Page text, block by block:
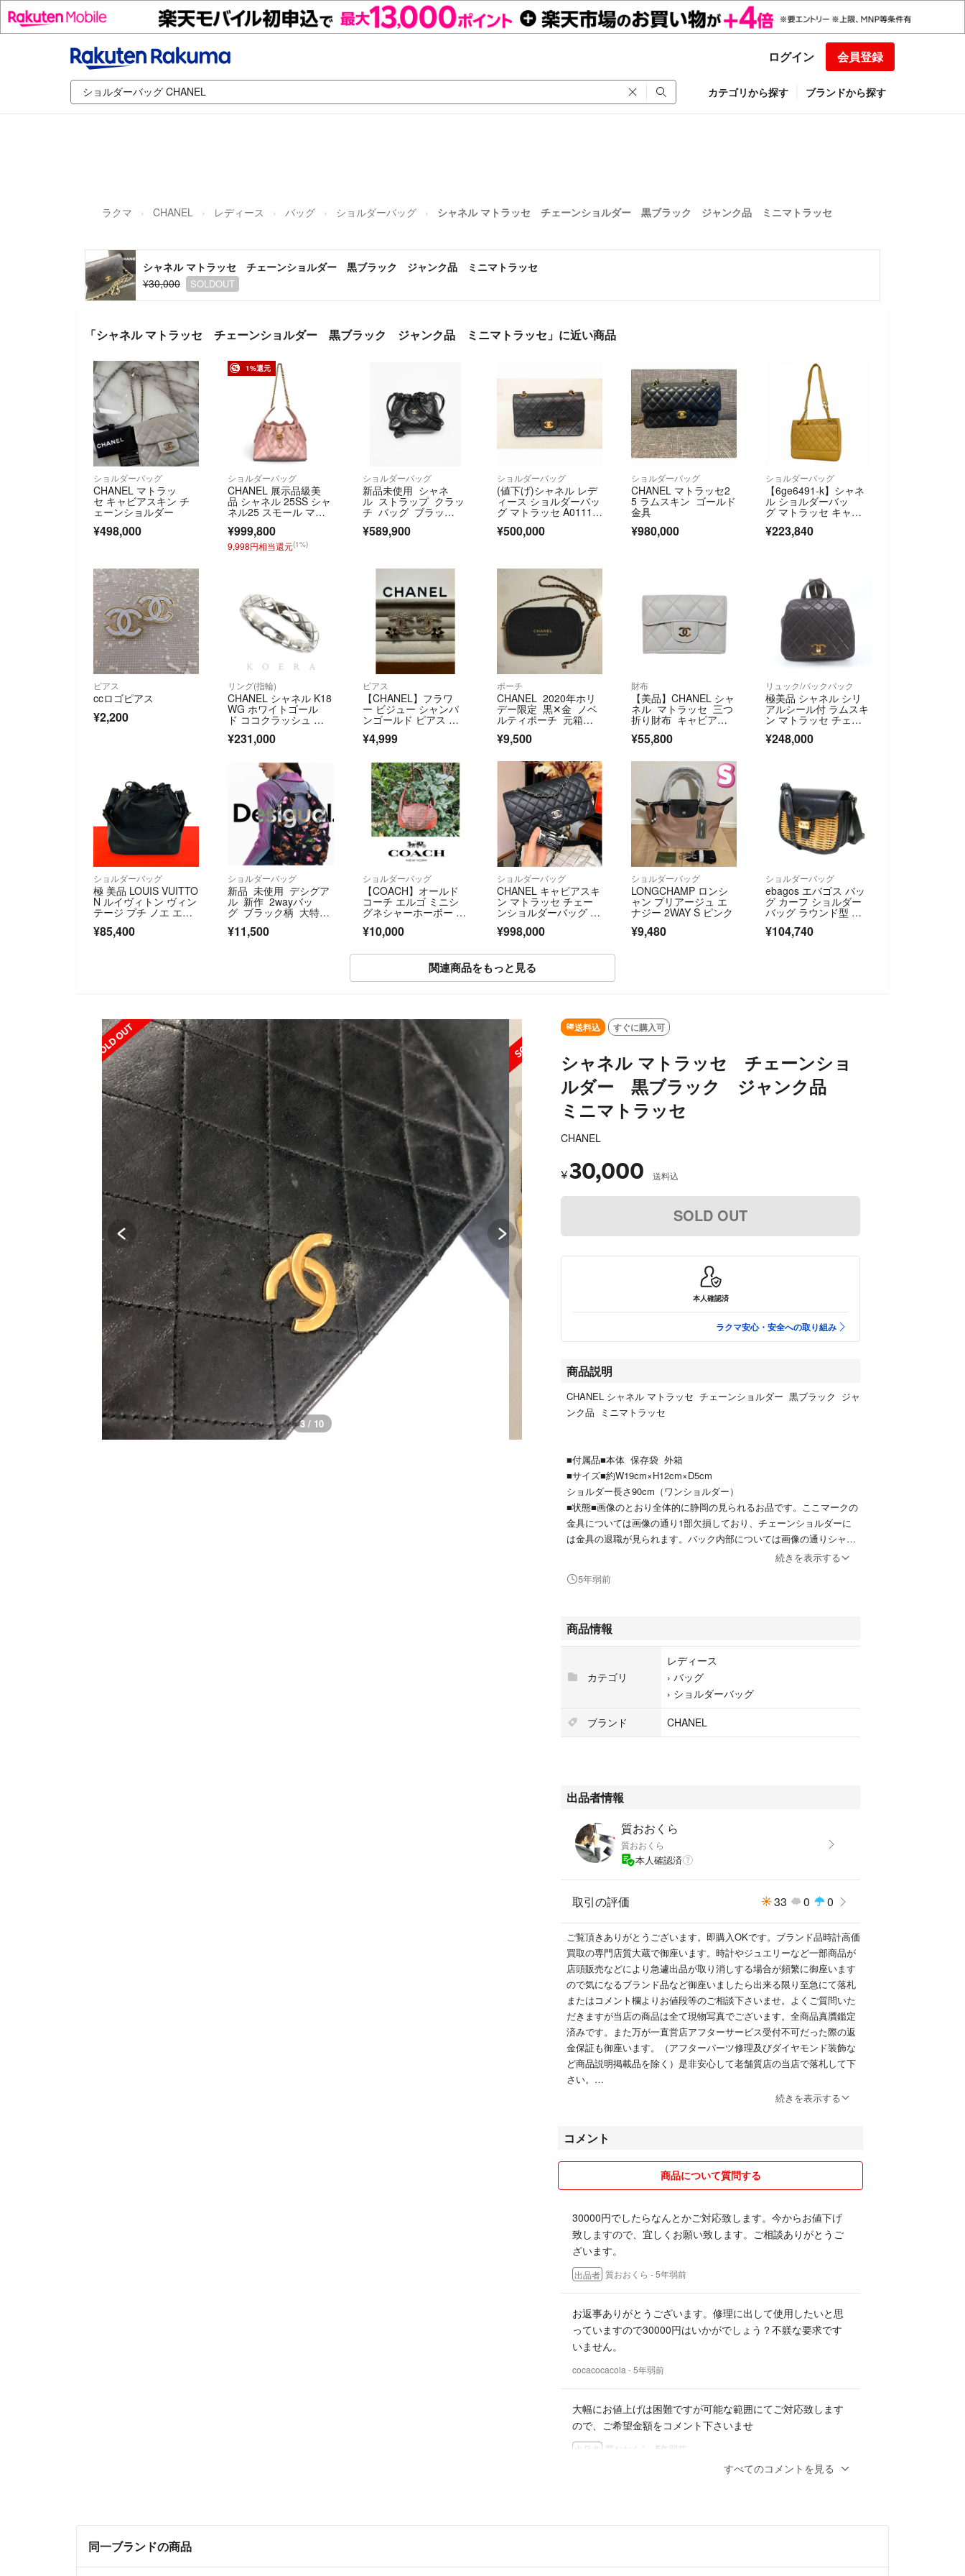
ログイン 会員登録
カテゴリから探す ブランドから探す
ラクマ CHANEL レディース バッグ ショルダーバッグ シャネル マトラッセ チェーンショルダー 黒ブラック ジャンク品 ミニマトラッセ
シャネル マトラッセ チェーンショルダー 黒ブラック ジャンク品 ミニマトラッセ
¥30,000
SOLDOUT
「シャネル マトラッセ チェーンショルダー 黒ブラック ジャンク品 ミニマトラッセ」に近い商品
ショルダーバッグ
CHANEL マトラッ
セ キャビアスキン チ
ェーンショルダー
¥498,000
1%還元
ショルダーバッグ
CHANEL 展示品級美
品 シャネル 25SS シャ
ネル25 スモール マト
ラッセ チェーンショル
ダーバッグ AS5293 キ
ャビアスキン レザ
ー ピンク ワンショル
¥999,800
9,998円相当還元(1%)
ショルダーバッグ
新品未使用 シャネ
ル ストラップ クラッ
チ バッグ ブラッ
ク ミニ 巾着 超希
少 入手困難 レア 8/15
¥589,900
ショルダーバッグ
(値下げ)シャネル レデ
ィース ショルダーバッ
グ マトラッセ A0111
2 ブラック
¥500,000
ショルダーバッグ
CHANEL マトラッセ2
5 ラムスキン ゴールド
金具
¥980,000
ショルダーバッグ
【6ge6491-k】シャネ
ル ショルダーバッ
グ マトラッセ キャビ
アスキン ベージュ ゴ
ールド金具【中古】レ
¥223,840
ピアス
ccロゴピアス
¥2,200
リング(指輪)
CHANEL シャネル K18
WG ホワイトゴール
ド ココクラッシュ リ
号 50 3.7g レディース
¥231,000
ピアス
【CHANEL】フラワ
ー ビジュー シャンパ
ンゴールド ピアス ブ
¥4,999
ポーチ
CHANEL 2020年ホリ
デー限定 黒✕金 ノベ
ルティポーチ 元箱な
¥9,500
財布
【美品】CHANEL シャ
ネル マトラッセ 三つ
折り財布 キャビアス
¥55,800
リュック/バックパック
極美品 シャネル シリ
アルシール付 ラムスキ
ン マトラッセ チェー
ョルダー バッグ レデ
¥248,000
ショルダーバッグ
極 美品 LOUIS VUITTO
N ルイヴィトン ヴィン
テージ プチ ノエ エ
ョルダーバッグ クロス
¥85,400
ショルダーバッグ
新品 未使用 デシグア
ル 新作 2wayバッ
グ ブラック柄 大特
¥11,500
ショルダーバッグ
【COACH】オールド
コーチ エルゴ ミニシ
グネシャーホーボー ワ
ーフムーン キャンパス
¥10,000
ショルダーバッグ
CHANEL キャビアスキ
ン マトラッセ チェー
ンショルダーバッグ M
¥998,000
ショルダーバッグ
LONGCHAMP ロンシ
ャン プリアージュ エ
ナジー 2WAY S ピンク
¥9,480
ショルダーバッグ
ebagos エバゴス バッ
グ カーフ ショルダー
バッグ ラウンド型 ク
ダー 尾錠 メタルパー
¥104,740
関連商品をもっと見る
SOLD OUT SOLD OUT
3 / 10
送料込 すぐに購入可
シャネル マトラッセ チェーンショ
ルダー 黒ブラック ジャンク品
ミニマトラッセ
CHANEL
¥30,000 送料込
SOLD OUT
本人確認済
ラクマ安心・安全への取り組み
商品説明
CHANEL シャネル マトラッセ チェーンショルダー 黒ブラック ジャ
ンク品 ミニマトラッセ
■付属品■本体 保存袋 外箱
■サイズ■約W19cm×H12cm×D5cm
ショルダー長さ90cm（ワンショルダー）
■状態■画像のとおり全体的に静岡の見られるお品です。ここマークの
金具については画像の通り1部欠損しており、チェーンショルダーに
は金具の退職が見られます。バック内部については画像の通りシャネ
ルロゴ付近の2つのネジが社外品に交換されておりまたバック内部の
されております。そのためシャネル直営店でのメンテナンスが受け入
まだまだお使い頂けます。
※画像よりも十分ご確認の上ご入札お願い致します。 ・商品説明及び
商品写真をご確認の上、返品・返金は出来かねますので、予め十分ご
了承の上ご入札のほどお願い致します。
【真贋保証】当社ブランド商品は大手業者専用ブランドオークション
仕入れ商品・直営店メンテナンスを通しての真贋判定・専門店として
続きを表示する
5年弱前
商品情報
カテゴリ
レディース
› バッグ
› ショルダーバッグ
ブランド
CHANEL
出品者情報
質おおくら
質おおくら
本人確認済
取引の評価 33 0 0
ご覧頂きありがとうございます。即購入OKです。ブランド品時計高価
買取の専門店質大蔵で御座います。時計やジュエリーなど一部商品が
店頭販売などにより急遽出品が取り消しする場合が頻繁に御座います
ので気になるブランド品など御座いましたら出来る限り至急にて落札
またはコメント欄よりお値段等のご相談下さいませ。よくご質問いた
だきますが当店の商品は全て現物写真でございます。全商品真贋鑑定
済みです。また万が一直営店アフターサービス受付不可だった際の返
金保証も御座います。（アフターパーツ修理及びダイヤモンド装飾な
ど商品説明掲載品を除く）是非安心して老舗質店の当店で落札して下
さい。
りご連絡下さいませ。）
営業時間 12：00〜18：00
定休日：水曜日・日曜日
商品の色違い、サイズ違い、イメージ違いなど落札者様のご都合によ
る返品は承っておりません。
商品説明をよくご確認の上 ご入札くださいませ。
万が一お客様の購入された商品に、数量の不足または瑕疵があった場
合は、迅速に対応させていただきます。
その他
領収書の発行には応じられません。
大幅な値下げ交渉にはお答え出来かねます。
神経質な方や中古品である事を理解のない方はお取引ご遠慮させて頂
き直営店での新品購入のご検討をお願い致します。
す。
発送方法の変更はできませんので、十分ご了承願います。
急遽の売り切れの際にはご容赦願います。
免許情報 第6312124OOO27号/兵庫県公安委員会 /古物商許可証
続きを表示する
コメント
商品について質問する
30000円でしたらなんとかご対応致します。今からお値下げ
致しますので、宜しくお願い致します。ご相談ありがとうご
ざいます。
出品者 質おおくら - 5年弱前
お返事ありがとうございます。修理に出して使用したいと思
っていますので30000円はいかがでしょう？不躾な要求です
いません。
cocacocacola - 5年弱前
大幅にお値上げは困難ですが可能な範囲にてご対応致します
ので、ご希望金額をコメント下さいませ
出品者 質おおくら - 5年弱前
cocacocacola- 5年弱前
25000 円で即決させていただくことは可能でしょうか？
すべてのコメントを見る
同一ブランドの商品